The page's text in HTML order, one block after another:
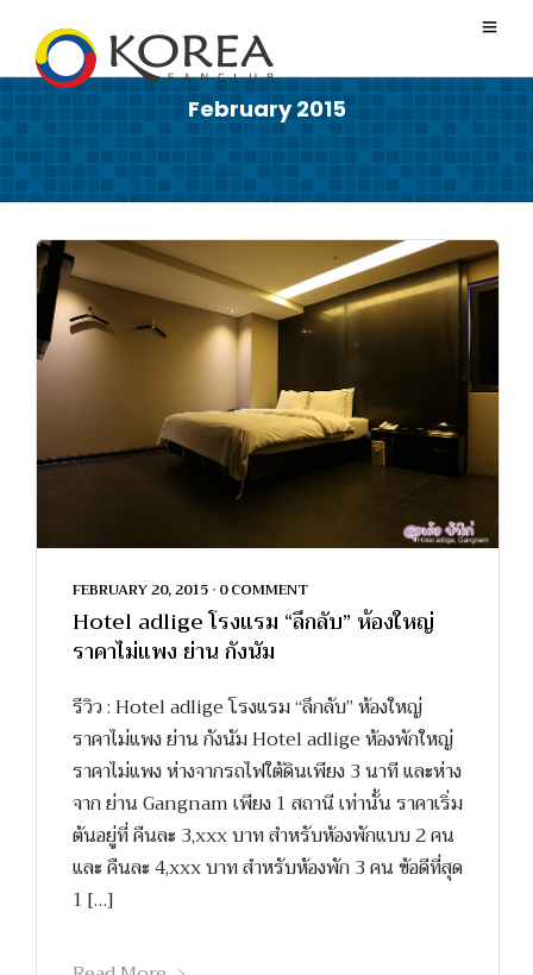
February 2015
FEBRUARY 20, 2015 • 0 COMMENT
Hotel adlige โรงแรม “ลึกลับ” ห้องใหญ่
ราคาไม่แพง ย่าน กังนัม
รีวิว : Hotel adlige โรงแรม “ลึกลับ” ห้องใหญ่
ราคาไม่แพง ย่าน กังนัม Hotel adlige ห้องพักใหญ่
ราคาไม่แพง ห่างจากรถไฟใต้ดินเพียง 3 นาที และห่าง
จาก ย่าน Gangnam เพียง 1 สถานี เท่านั้น ราคาเริ่ม
ต้นอยู่ที่ คืนละ 3,xxx บาท สำหรับห้องพักแบบ 2 คน
และ คืนละ 4,xxx บาท สำหรับห้องพัก 3 คน ข้อดีที่สุด
1 […]